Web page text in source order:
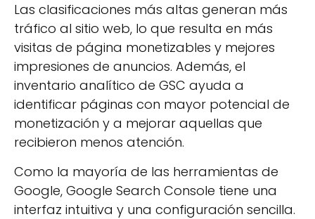
Las clasificaciones más altas generan más
tráfico al sitio web, lo que resulta en más
visitas de página monetizables y mejores
impresiones de anuncios. Además, el
inventario analítico de GSC ayuda a
identificar páginas con mayor potencial de
monetización y a mejorar aquellas que
recibieron menos atención.
Como la mayoría de las herramientas de
Google, Google Search Console tiene una
interfaz intuitiva y una configuración sencilla.